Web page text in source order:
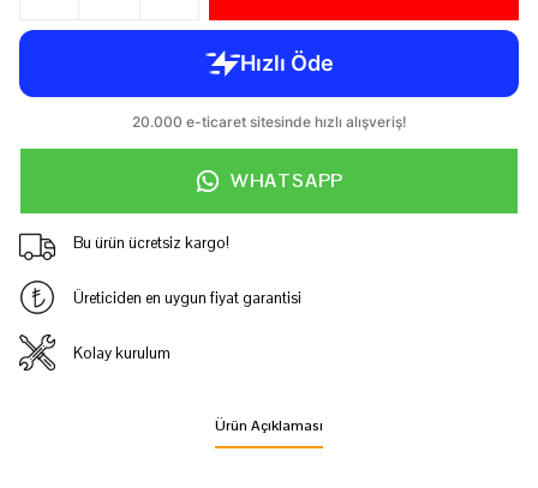
WHATSAPP
Bu ürün ücretsiz kargo!
Üreticiden en uygun fiyat garantisi
Kolay kurulum
Ürün Açıklaması